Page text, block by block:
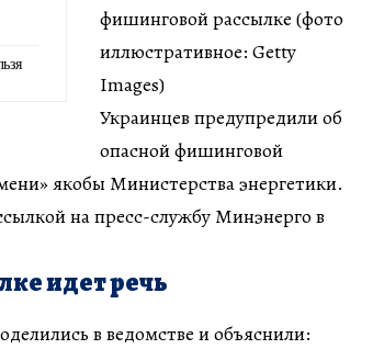
фишинговой рассылке (фото
иллюстративное: Getty
Images)
Украинцев предупредили об
опасной фишинговой
якобы Министерства энергетики.
на пресс-службу Минэнерго в
идет речь
в ведомстве и объяснили: